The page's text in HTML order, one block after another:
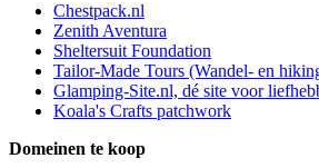
Chestpack.nl
Zenith Aventura
Sheltersuit Foundation
Tailor-Made Tours (Wandel- en
Glamping-Site.nl, dé site voor
Koala's Crafts patchwork
Domeinen te koop